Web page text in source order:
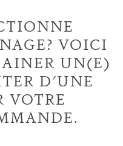
VOICI
UN(E)
D'UNE
VOTRE